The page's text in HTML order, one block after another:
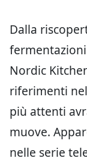
Dalla
Nordic
riferimenti
più attenti
muove.
nelle serie